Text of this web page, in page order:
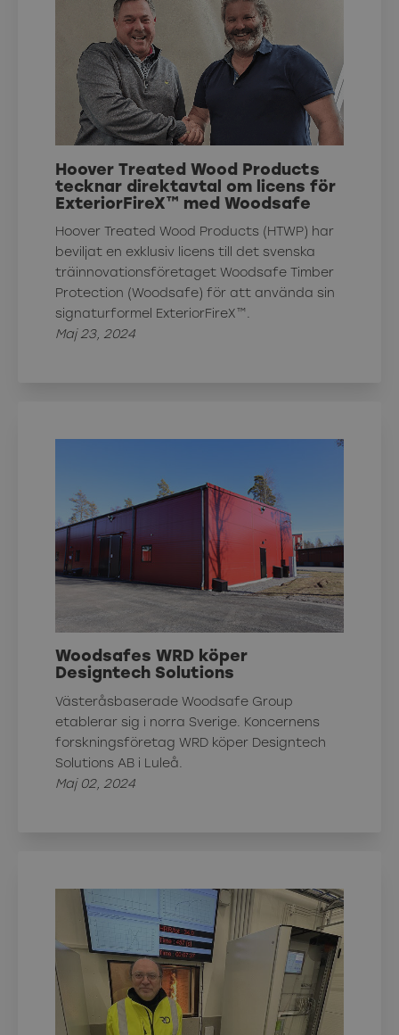
Hoover Treated Wood Products
tecknar direktavtal om licens för
ExteriorFireX™ med Woodsafe
Hoover Treated Wood Products (HTWP) har
beviljat en exklusiv licens till det svenska
träinnovationsföretaget Woodsafe Timber
Protection (Woodsafe) för att använda sin
signaturformel ExteriorFireX™.
Maj 23, 2024
Woodsafes WRD köper
Designtech Solutions
Västeråsbaserade Woodsafe Group
etablerar sig i norra Sverige. Koncernens
forskningsföretag WRD köper Designtech
Solutions AB i Luleå.
Maj 02, 2024